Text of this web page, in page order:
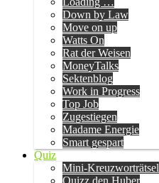
Down by Law
Move on up
Watts On
Rat der Weisen
MoneyTalks
Sektenblog
Work in Progress
Top Job
Zugestiegen
Madame Energie
Smart gespart
Quiz
Mini-Kreuzworträtsel
Quizz den Huber